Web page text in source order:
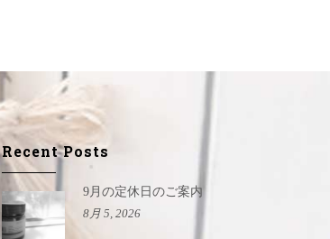
Recent Posts
9月の定休日のご案内
8月 5, 2026